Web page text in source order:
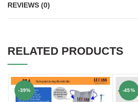
REVIEWS (0)
RELATED PRODUCTS
-39% -45%